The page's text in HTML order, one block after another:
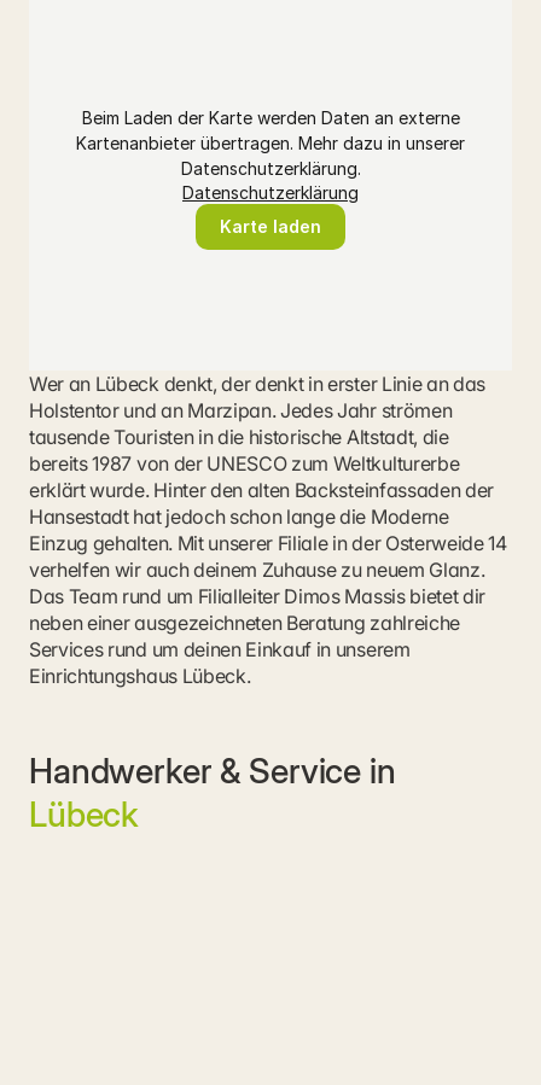
Beim Laden der Karte werden Daten an externe
Kartenanbieter übertragen. Mehr dazu in unserer
Datenschutzerklärung.
Datenschutzerklärung
Karte laden
Wer an Lübeck denkt, der denkt in erster Linie an das
Holstentor und an Marzipan. Jedes Jahr strömen
tausende Touristen in die historische Altstadt, die
bereits 1987 von der UNESCO zum Weltkulturerbe
erklärt wurde. Hinter den alten Backsteinfassaden der
Hansestadt hat jedoch schon lange die Moderne
Einzug gehalten. Mit unserer Filiale in der Osterweide 14
verhelfen wir auch deinem Zuhause zu neuem Glanz.
Das Team rund um Filialleiter Dimos Massis bietet dir
neben einer ausgezeichneten Beratung zahlreiche
Services rund um deinen Einkauf in unserem
Einrichtungshaus Lübeck.
Handwerker & Service in
Lübeck